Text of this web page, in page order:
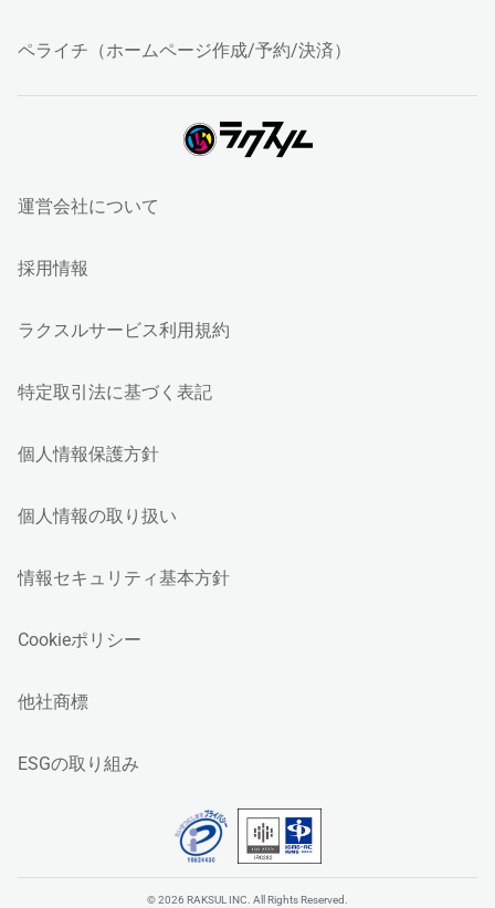
ペライチ（ホームページ作成/予約/決済）
運営会社について
採用情報
ラクスルサービス利用規約
特定取引法に基づく表記
個人情報保護方針
個人情報の取り扱い
情報セキュリティ基本方針
Cookieポリシー
他社商標
ESGの取り組み
© 2026 RAKSUL INC. All Rights Reserved.